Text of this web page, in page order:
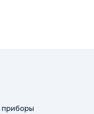
приборы